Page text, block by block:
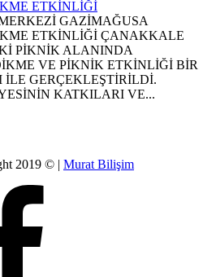
ETKİNLİĞİ
GAZİMAĞUSA
ETKİNLİĞİ ÇANAKKALE
PİKNİK ALANINDA
VE PİKNİK ETKİNLİĞİ BİR
GERÇEKLEŞTİRİLDİ.
KATKILARI VE...
2019 © | Murat Bilişim